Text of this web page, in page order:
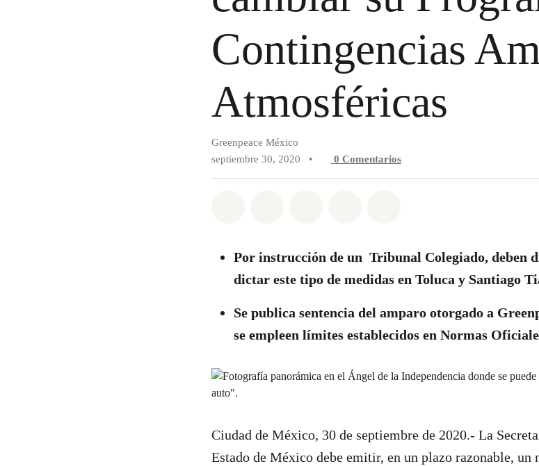
Contingencias
Atmosféricas
Greenpeace México
septiembre 30, 2020
• 0 Comentarios
Por instrucción de un Tribunal Colegiado, deben
dictar este tipo de medidas en Toluca y Santiago
Se publica sentencia del amparo otorgado a
se empleen límites establecidos en Normas
Ciudad de México, 30 de septiembre de 2020.- La
Estado de México debe emitir, en un plazo razonable, un